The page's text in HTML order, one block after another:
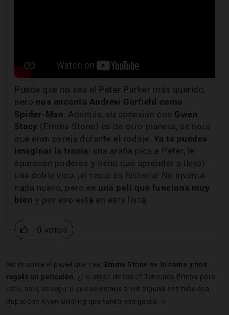
Puede que no sea el Peter Parker más querido,
pero nos encanta Andrew Garfield como
Spider-Man . Además, su conexión con Gwen
Stacy (Emma Stone) es de otro planeta, se nota
que eran pareja durante el rodaje. Ya te puedes
imaginar la trama : una araña pica a Peter, le
aparecen poderes y tiene que aprender a llevar
una doble vida, ¡el resto es historia! No inventa
nada nuevo, pero es una peli que funciona muy
bien y por eso está en esta lista.
0 votos
No importa el papel que sea, Emma Stone se lo come y nos
regala un peliculón . ¿Lo mejor de todo? Tenemos Emma para
rato, así que seguro que volvemos a ver alguna vez más esa
dupla con Ryan Gosling que tanto nos gusta. ⭐